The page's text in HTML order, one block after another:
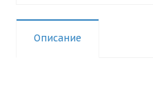
Описание